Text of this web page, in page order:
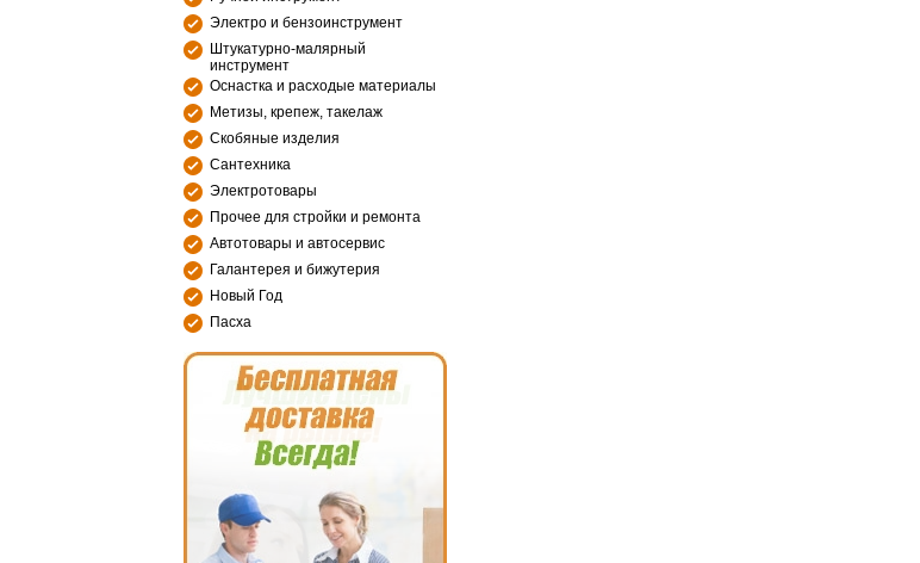
Электро и бензоинструмент
Штукатурно-малярный
инструмент
Оснастка и расходые материалы
Метизы, крепеж, такелаж
Скобяные изделия
Сантехника
Электротовары
Прочее для стройки и ремонта
Автотовары и автосервис
Галантерея и бижутерия
Новый Год
Пасха